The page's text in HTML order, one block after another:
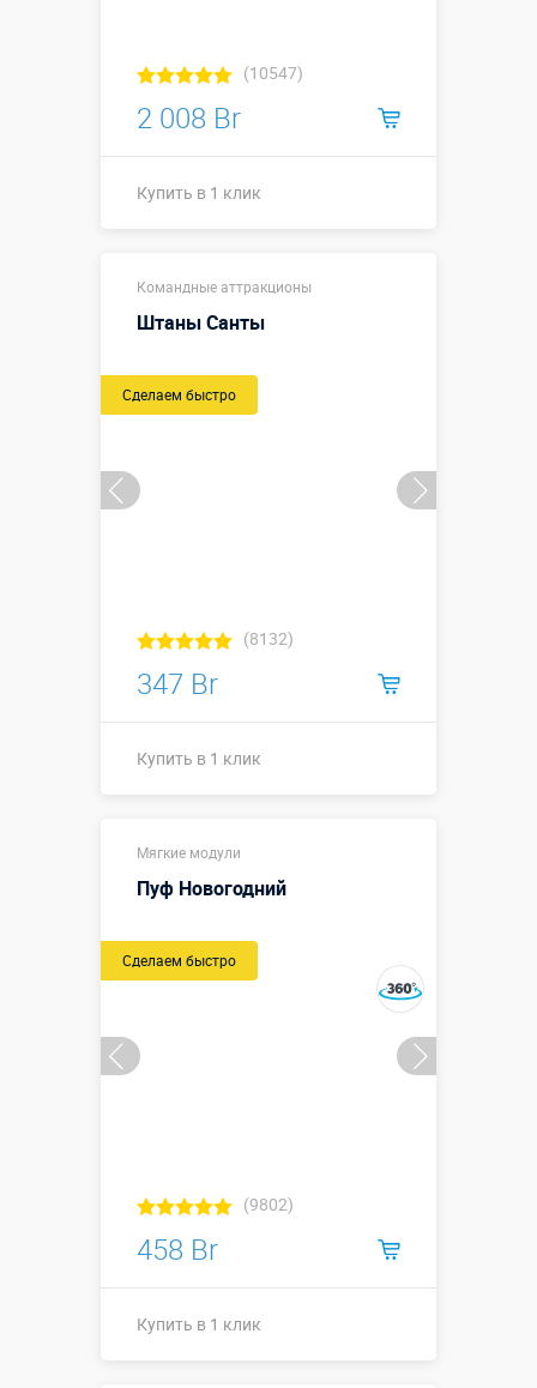
(10547)
2 008 Br
Купить в 1 клик
Командные аттракционы
Штаны Санты
Сделаем быстро
(8132)
347 Br
Купить в 1 клик
Размеры, м:
Больше деталей →
Купить в 1 клик
Мягкие модули
Пуф Новогодний
Сделаем быстро
(9802)
458 Br
Купить в 1 клик